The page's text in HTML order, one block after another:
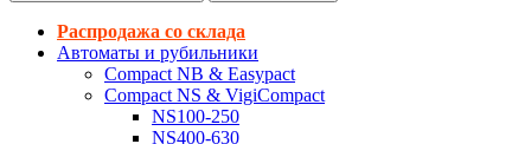
Распродажа со склада
Автоматы и рубильники
Compact NB & Easypact
Compact NS & VigiCompact
NS100-250
NS400-630